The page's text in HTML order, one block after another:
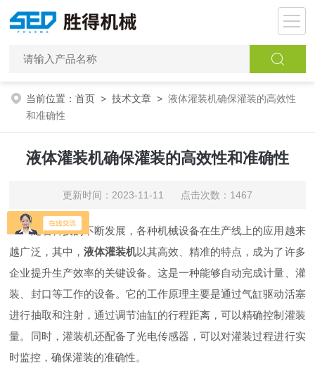
当前位置：首页 >技术文章 >液体灌装机确保灌装的高效性
和准确性
液体灌装机确保灌装的高效性和准确性
更新时间：2023-11-11 点击次数：1467
随着科技的不断发展，各种机械设备在生产线上的应用越来
越广泛，其中， 液体灌装机以其高效、精准的特点，成为了许多
企业提升生产效率的关键设备。这是一种能够自动完成计量、灌
装、封口等工作的设备。它的工作原理主要是通过气缸驱动活塞
进行抽取和注射，通过调节油缸的行程距离，可以精确控制灌装
量。同时，灌装机还配备了光电传感器，可以对灌装过程进行实
时监控，确保灌装的准确性。